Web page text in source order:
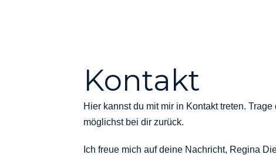
Kontakt
Hier kannst du mit mir in Kontakt treten.
möglichst bei dir zurück.
Ich freue mich auf deine Nachricht, Regina